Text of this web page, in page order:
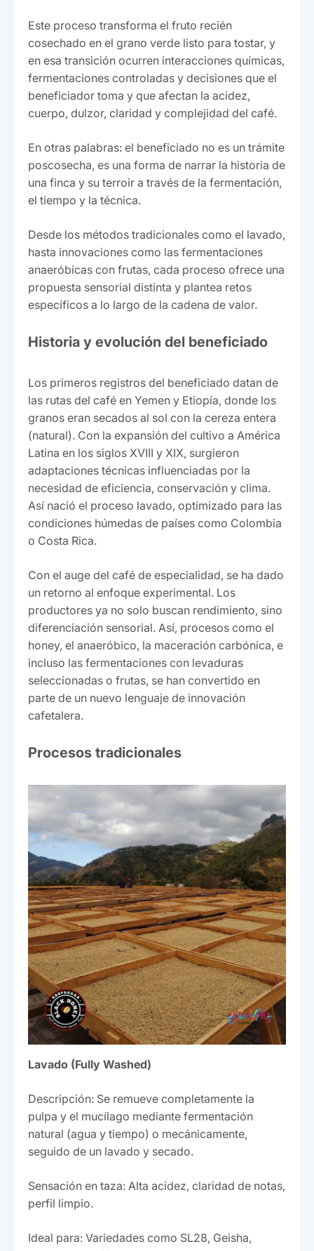
Este proceso transforma el fruto recién
cosechado en el grano verde listo para tostar, y
en esa transición ocurren interacciones químicas,
fermentaciones controladas y decisiones que el
beneficiador toma y que afectan la acidez,
cuerpo, dulzor, claridad y complejidad del café.
En otras palabras: el beneficiado no es un trámite
poscosecha, es una forma de narrar la historia de
una finca y su terroir a través de la fermentación,
el tiempo y la técnica.
Desde los métodos tradicionales como el lavado,
hasta innovaciones como las fermentaciones
anaeróbicas con frutas, cada proceso ofrece una
propuesta sensorial distinta y plantea retos
específicos a lo largo de la cadena de valor.
Historia y evolución del beneficiado
Los primeros registros del beneficiado datan de
las rutas del café en Yemen y Etiopía, donde los
granos eran secados al sol con la cereza entera
(natural). Con la expansión del cultivo a América
Latina en los siglos XVIII y XIX, surgieron
adaptaciones técnicas influenciadas por la
necesidad de eficiencia, conservación y clima.
Así nació el proceso lavado, optimizado para las
condiciones húmedas de países como Colombia
o Costa Rica.
Con el auge del café de especialidad, se ha dado
un retorno al enfoque experimental. Los
productores ya no solo buscan rendimiento, sino
diferenciación sensorial. Así, procesos como el
honey, el anaeróbico, la maceración carbónica, e
incluso las fermentaciones con levaduras
seleccionadas o frutas, se han convertido en
parte de un nuevo lenguaje de innovación
cafetalera.
Procesos tradicionales
Lavado (Fully Washed)
Descripción: Se remueve completamente la
pulpa y el mucílago mediante fermentación
natural (agua y tiempo) o mecánicamente,
seguido de un lavado y secado.
Sensación en taza: Alta acidez, claridad de notas,
perfil limpio.
Ideal para: Variedades como SL28, Geisha,